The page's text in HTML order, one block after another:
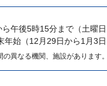
午後5時15分まで （土曜
年始（12月29日から1月3日
異なる機関、施設があります。